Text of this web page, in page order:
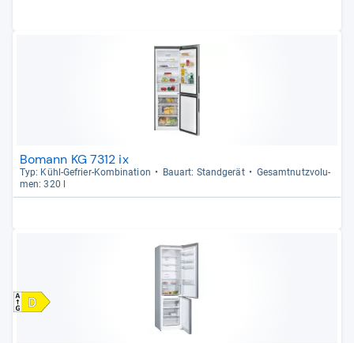
Bomann KG 7312 ix
Typ: Kühl-​Gefrier-​Kom­bi­na­tion Bau­art: Stand­ge­rät
Gesamt­nutz­vo­lu­
men: 320 l